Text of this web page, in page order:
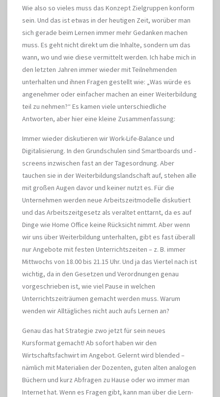
Wie also so vieles muss das Konzept Zielgruppen konform
sein. Und das ist etwas in der heutigen Zeit, worüber man
sich gerade beim Lernen immer mehr Gedanken machen
muss. Es geht nicht direkt um die Inhalte, sondern um das
wann, wo und wie diese vermittelt werden. Ich habe mich in
den letzten Jahren immer wieder mit Teilnehmenden
unterhalten und ihnen Fragen gestellt wie: „Was würde es
angenehmer oder einfacher machen an einer Weiterbildung
teil zu nehmen?“ Es kamen viele unterschiedliche
Antworten, aber hier eine kleine Zusammenfassung:
Immer wieder diskutieren wir Work-Life-Balance und
Digitalisierung. In den Grundschulen sind Smartboards und -
screens inzwischen fast an der Tagesordnung. Aber
tauchen sie in der Weiterbildungslandschaft auf, stehen alle
mit großen Augen davor und keiner nutzt es. Für die
Unternehmen werden neue Arbeitszeitmodelle diskutiert
und das Arbeitszeitgesetz als veraltet enttarnt, da es auf
Dinge wie Home Office keine Rücksicht nimmt. Aber wenn
wir uns über Weiterbildung unterhalten, gibt es fast überall
nur Angebote mit festen Unterrichtszeiten – z. B. immer
Mittwochs von 18.00 bis 21.15 Uhr. Und ja das Viertel nach ist
wichtig, da in den Gesetzen und Verordnungen genau
vorgeschrieben ist, wie viel Pause in welchen
Unterrichtszeiträumen gemacht werden muss. Warum
wenden wir Alltägliches nicht auch aufs Lernen an?
Genau das hat Strategie zwo jetzt für sein neues
Kursformat gemacht! Ab sofort haben wir den
Wirtschaftsfachwirt im Angebot. Gelernt wird blended –
nämlich mit Materialien der Dozenten, guten alten analogen
Büchern und kurz Abfragen zu Hause oder wo immer man
Internet hat. Wenn es Fragen gibt, kann man über die Lern-